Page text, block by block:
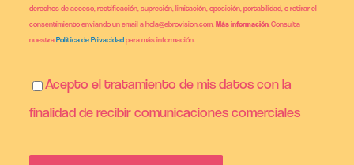
derechos de acceso, rectificación, supresión, limitación, oposición, portabilidad, o retirar el
consentimiento enviando un email a hola@ebrovision.com. Más información: Consulta
nuestra Política de Privacidad para más información.
Acepto el tratamiento de mis datos con la
finalidad de recibir comunicaciones comerciales